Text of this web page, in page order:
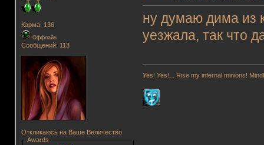
Карма: 136
Оффлайн
Сообщений: 113
Откликаюсь на Ваше Величество
Awards
ну думаю дима из
уезжала, так что
Yes! Yes!... Rise my infernal minions!